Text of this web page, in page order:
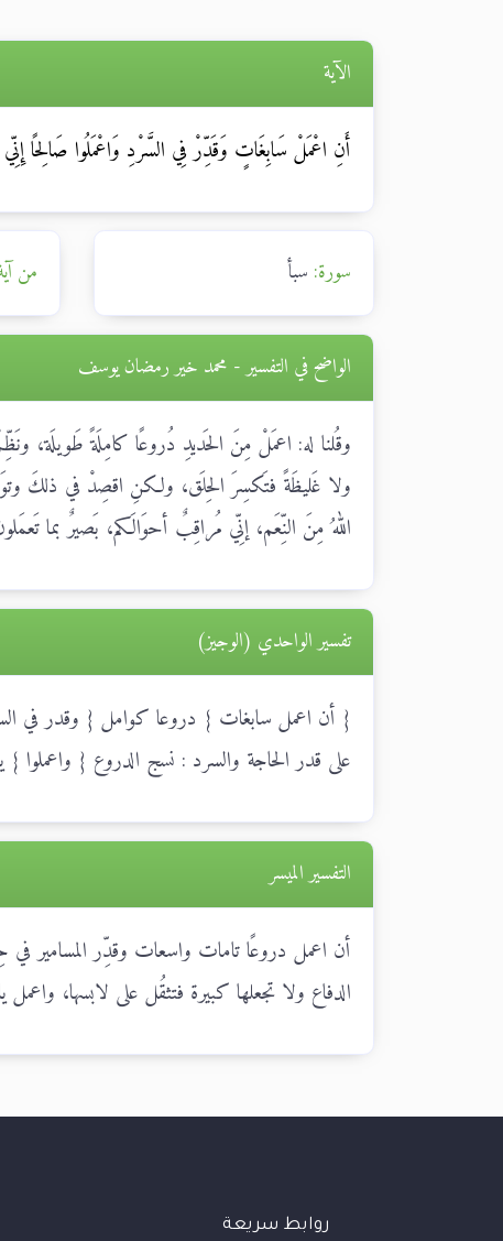
الآية
أَنِ اعْمَلْ سَابِغَاتٍ وَقَدِّرْ فِي السَّرْدِ وَاعْمَلُوا صَالِحًا إِنِّي
سورة: سبأ من
الواضح في التفسير - محمد خير رمضان يوسف
وقُلنا له: اعمَلْ مِنَ الحَديدِ دُروعًا كامِلَةً طَويلَة،
ولا غَليظَةً فتَكسِرَ الحِلَق، ولكنِ اقصِدْ في ذلكَ
اللهُ مِنَ النِّعَم، إنِّي مُراقِبٌ أحوَالَكم، بَصيرٌ بما
تفسير الواحدي (الوجيز)
{ أن اعمل سابغات } دروعا كوامل { وقدر في
على قدر الحاجة والسرد : نسج الدروع { واعملوا
التفسير الميسر
أن اعمل دروعًا تامات واسعات وقدِّر المسامير
الدفاع ولا تجعلها كبيرة فتثقُل على لابسها،
روابط سريعة